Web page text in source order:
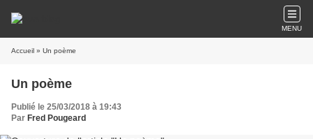
MENU
Accueil » Un poème
Un poème
Publié le 25/03/2018 à 19:43
Par Fred Pougeard